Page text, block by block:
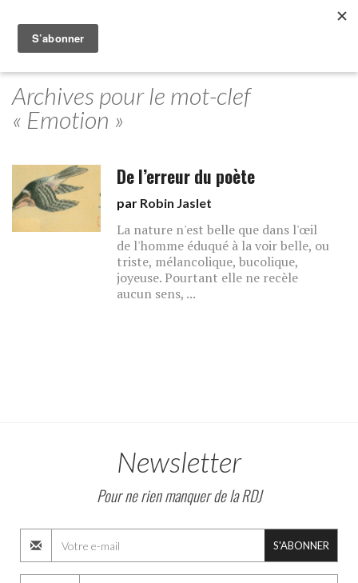
Archives pour le mot-clef
« Emotion »
De l’erreur du poète
par Robin Jaslet
La nature n'est belle que dans l'œil
de l'homme éduqué à la voir belle, ou
triste, mélancolique, bucolique,
joyeuse. Pourtant elle ne recèle
aucun sens, ...
Newsletter
Pour ne rien manquer de la RDJ
S'ABONNER